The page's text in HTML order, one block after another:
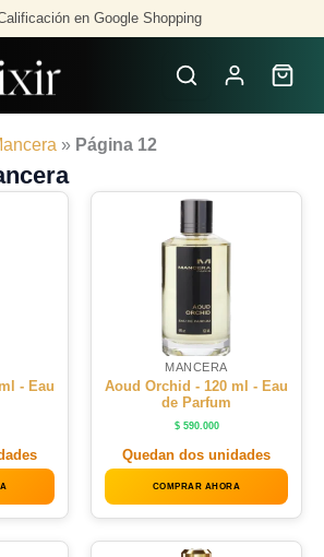
en Google Shopping
» Página 12
- Eau
MANCERA
Aoud Orchid - 120 ml - Eau
de Parfum
$590.000
Quedan dos unidades
COMPRAR AHORA